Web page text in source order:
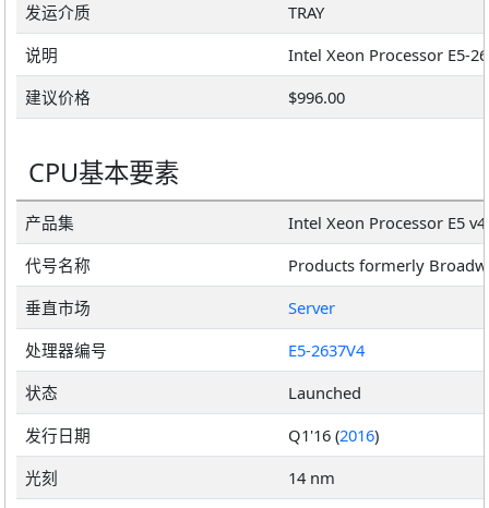
发运介质
TRAY
说明
建议价格
$996.00
CPU基本要素
产品集
Intel Xeon Processor E5
代号名称
Products formerly
垂直市场
Server
处理器编号
E5-2637V4
状态
Launched
发行日期
Q1'16 (2016)
光刻
14 nm